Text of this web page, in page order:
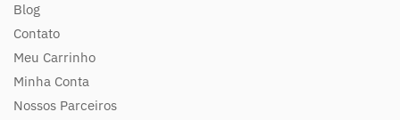
Blog
Contato
Meu Carrinho
Minha Conta
Nossos Parceiros